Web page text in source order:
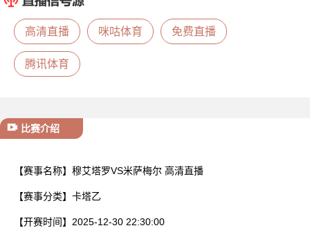
高清直播 咪咕体育 免费直播
腾讯体育
比赛介绍
【赛事名称】 穆艾塔罗VS米萨梅尔 高清直播
【赛事分类】 卡塔乙
【开赛时间】 2025-12-30 22:30:00